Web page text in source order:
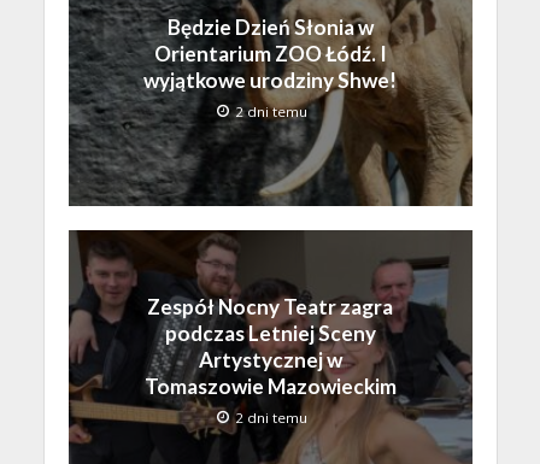
Będzie Dzień Słonia w
Orientarium ZOO Łódź. I
wyjątkowe urodziny Shwe!
2 dni temu
Zespół Nocny Teatr zagra
podczas Letniej Sceny
Artystycznej w
Tomaszowie Mazowieckim
2 dni temu